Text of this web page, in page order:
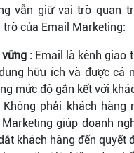
vẫn giữ vai trò quan
của Email Marketing:
: Email là kênh giao
hữu ích và được cá
mức độ gắn kết với
Không phải khách hàng
giúp doanh
khách hàng đến quyết